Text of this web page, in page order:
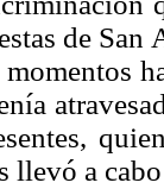
de
llevó a